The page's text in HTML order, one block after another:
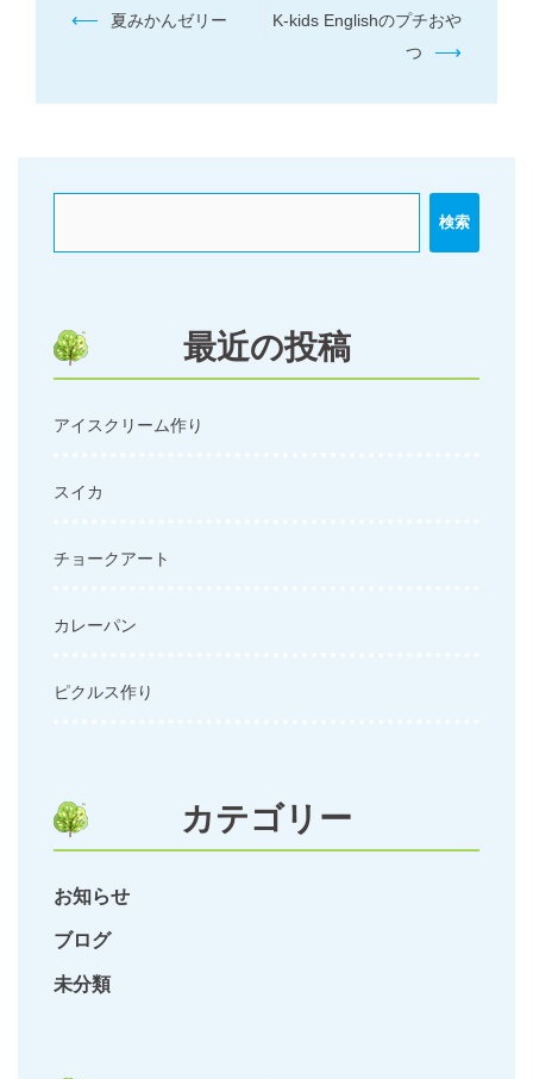
投
ー
⟵ 夏みかんゼリー
K-kids Englishのプチおや
つ
⟶
検索
最近の投稿
アイスクリーム作り
スイカ
チョークアート
カレーパン
ピクルス作り
カテゴリー
お知らせ
ブログ
未分類